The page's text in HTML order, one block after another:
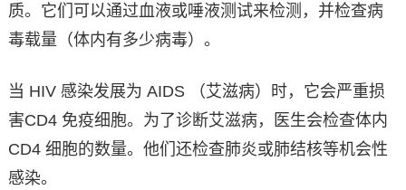
质。它们可以通过血液或唾液测试来检测，并检查病
毒载量（体内有多少病毒）。
当 HIV 感染发展为 AIDS （艾滋病）时，它会严重损
害CD4 免疫细胞。为了诊断艾滋病，医生会检查体内
CD4 细胞的数量。他们还检查肺炎或肺结核等机会性
感染。